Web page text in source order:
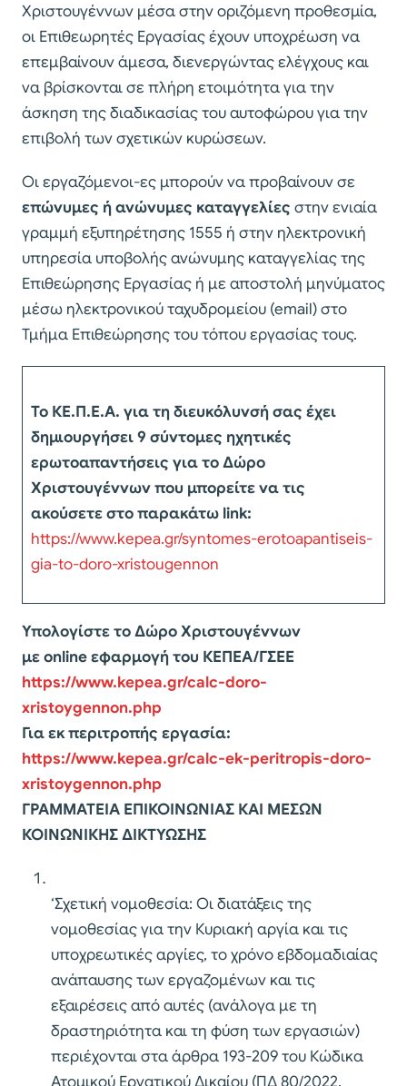
Χριστουγέννων μέσα στην οριζόμενη προθεσμία,
οι Επιθεωρητές Εργασίας έχουν υποχρέωση να
επεμβαίνουν άμεσα, διενεργώντας ελέγχους και
να βρίσκονται σε πλήρη ετοιμότητα για την
άσκηση της διαδικασίας του αυτοφώρου για την
επιβολή των σχετικών κυρώσεων.
Οι εργαζόμενοι-ες μπορούν να προβαίνουν σε
επώνυμες ή ανώνυμες καταγγελίες στην ενιαία
γραμμή εξυπηρέτησης 1555 ή στην ηλεκτρονική
υπηρεσία υποβολής ανώνυμης καταγγελίας της
Επιθεώρησης Εργασίας ή με αποστολή μηνύματος
μέσω ηλεκτρονικού ταχυδρομείου (email) στο
Τμήμα Επιθεώρησης του τόπου εργασίας τους.
Το ΚΕ.Π.Ε.Α. για τη διευκόλυνσή σας έχει
δημιουργήσει 9 σύντομες ηχητικές
ερωτοαπαντήσεις για το Δώρο
Χριστουγέννων που μπορείτε να τις
ακούσετε στο παρακάτω link:
https://www.kepea.gr/syntomes-erotoapantiseis-
gia-to-doro-xristougennon
Υπολογίστε το Δώρο Χριστουγέννων
με online εφαρμογή του ΚΕΠΕΑ/ΓΣΕΕ
https://www.kepea.gr/calc-doro-
xristoygennon.php
Για εκ περιτροπής εργασία:
https://www.kepea.gr/calc-ek-peritropis-doro-
xristoygennon.php
ΓΡΑΜΜΑΤΕΙΑ ΕΠΙΚΟΙΝΩΝΙΑΣ ΚΑΙ ΜΕΣΩΝ
ΚΟΙΝΩΝΙΚΗΣ ΔΙΚΤΥΩΣΗΣ
‘Σχετική νομοθεσία: Οι διατάξεις της
νομοθεσίας για την Κυριακή αργία και τις
υποχρεωτικές αργίες, το χρόνο εβδομαδιαίας
ανάπαυσης των εργαζομένων και τις
εξαιρέσεις από αυτές (ανάλογα με τη
δραστηριότητα και τη φύση των εργασιών)
περιέχονται στα άρθρα 193-209 του Κώδικα
Ατομικού Εργατικού Δικαίου (ΠΔ 80/2022,